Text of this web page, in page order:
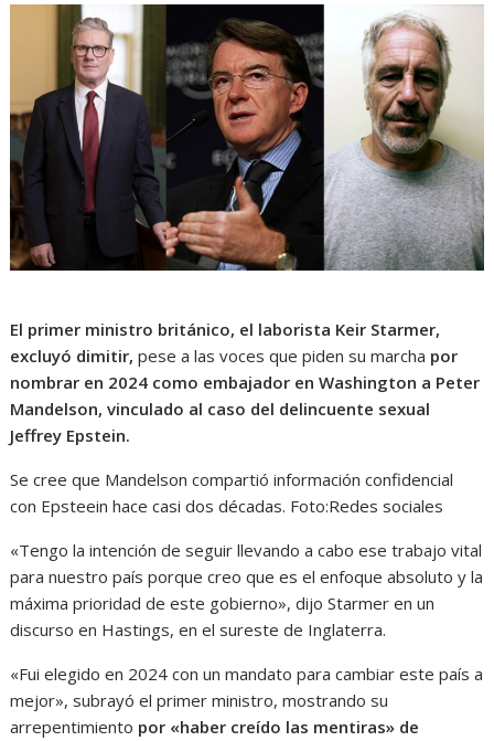
El primer ministro británico, el laborista Keir Starmer,
excluyó dimitir, pese a las voces que piden su marcha por
nombrar en 2024 como embajador en Washington a Peter
Mandelson, vinculado al caso del delincuente sexual
Jeffrey Epstein.
Se cree que Mandelson compartió información confidencial
con Epsteein hace casi dos décadas. Foto:Redes sociales
«Tengo la intención de seguir llevando a cabo ese trabajo vital
para nuestro país porque creo que es el enfoque absoluto y la
máxima prioridad de este gobierno», dijo Starmer en un
discurso en Hastings, en el sureste de Inglaterra.
«Fui elegido en 2024 con un mandato para cambiar este país a
mejor», subrayó el primer ministro, mostrando su
arrepentimiento por «haber creído las mentiras» de